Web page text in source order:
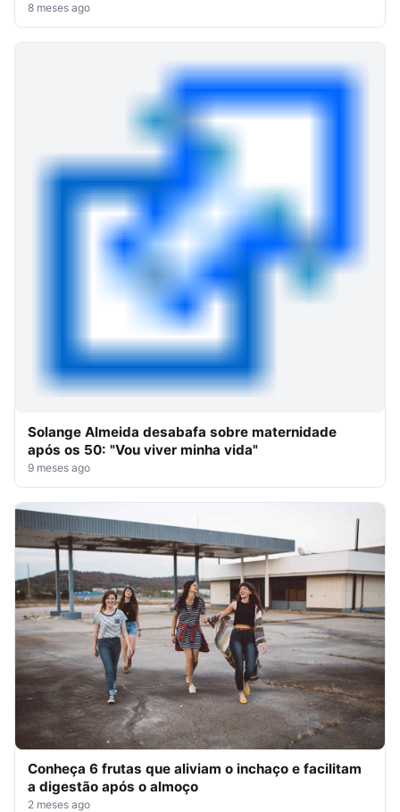
8 meses ago
Solange Almeida desabafa sobre maternidade
após os 50: "Vou viver minha vida"
9 meses ago
Conheça 6 frutas que aliviam o inchaço e facilitam
a digestão após o almoço
2 meses ago